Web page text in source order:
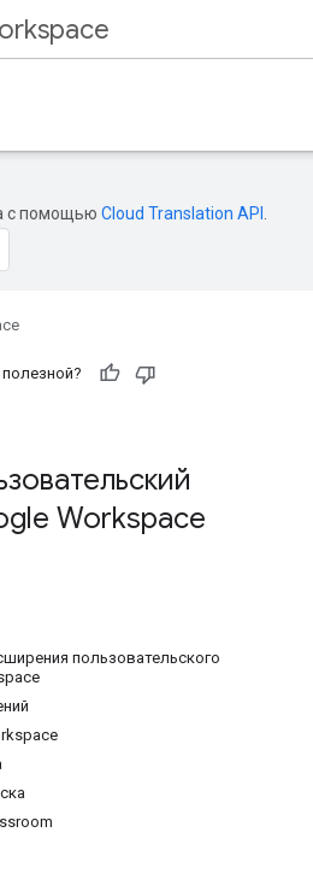
с помощью Cloud Translation API
Workspace
пользовательского